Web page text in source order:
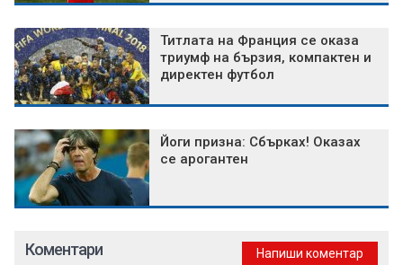
Титлата на Франция се оказа
триумф на бързия, компактен и
директен футбол
Йоги призна: Сбърках! Оказах
се арогантен
Коментари Напиши коментар